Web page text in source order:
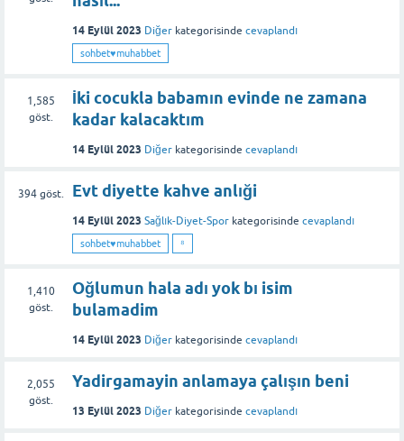
14 Eylül 2023 Diğer kategorisinde cevaplandı
sohbet♥️muhabbet
1,585
göst.
İki cocukla babamın evinde ne zamana
kadar kalacaktım
14 Eylül 2023 Diğer kategorisinde cevaplandı
394göst. Evt diyette kahve anlıği
14 Eylül 2023 Sağlık-Diyet-Spor kategorisinde cevaplandı
sohbet♥️muhabbet ⁸
1,410
göst.
Oğlumun hala adı yok bı isim
bulamadim
14 Eylül 2023 Diğer kategorisinde cevaplandı
2,055
göst.
Yadirgamayin anlamaya çalışın beni
13 Eylül 2023 Diğer kategorisinde cevaplandı